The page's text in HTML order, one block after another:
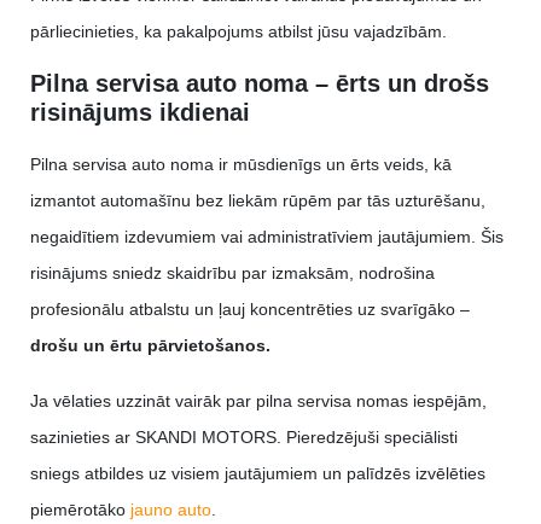
pārliecinieties, ka pakalpojums atbilst jūsu vajadzībām.
Pilna servisa auto noma – ērts un drošs
risinājums ikdienai
Pilna servisa auto noma ir mūsdienīgs un ērts veids, kā
izmantot automašīnu bez liekām rūpēm par tās uzturēšanu,
negaidītiem izdevumiem vai administratīviem jautājumiem. Šis
risinājums sniedz skaidrību par izmaksām, nodrošina
profesionālu atbalstu un ļauj koncentrēties uz svarīgāko –
drošu un ērtu pārvietošanos.
Ja vēlaties uzzināt vairāk par pilna servisa nomas iespējām,
sazinieties ar SKANDI MOTORS. Pieredzējuši speciālisti
sniegs atbildes uz visiem jautājumiem un palīdzēs izvēlēties
piemērotāko jauno auto